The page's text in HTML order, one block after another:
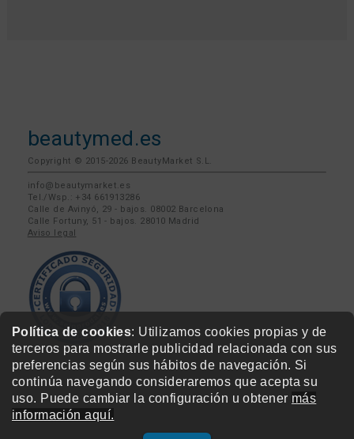
Política de cookies: Utilizamos cookies propias y de
terceros para mostrarle publicidad relacionada con sus
preferencias según sus hábitos de navegación. Si
continúa navegando consideraremos que acepta su
uso. Puede cambiar la configuración u obtener más
información aquí.
beautymed.es
Copyright © 2015-2026 BeautyMarket S.L.
info@beautymarket.es
Tel./Wsp.: +34 661913286
Calle de Avinyó, 29 - bajos. 08002 Barcelona
Calle Fortuny, 51 - bajos. 28010 Madrid
Aviso legal